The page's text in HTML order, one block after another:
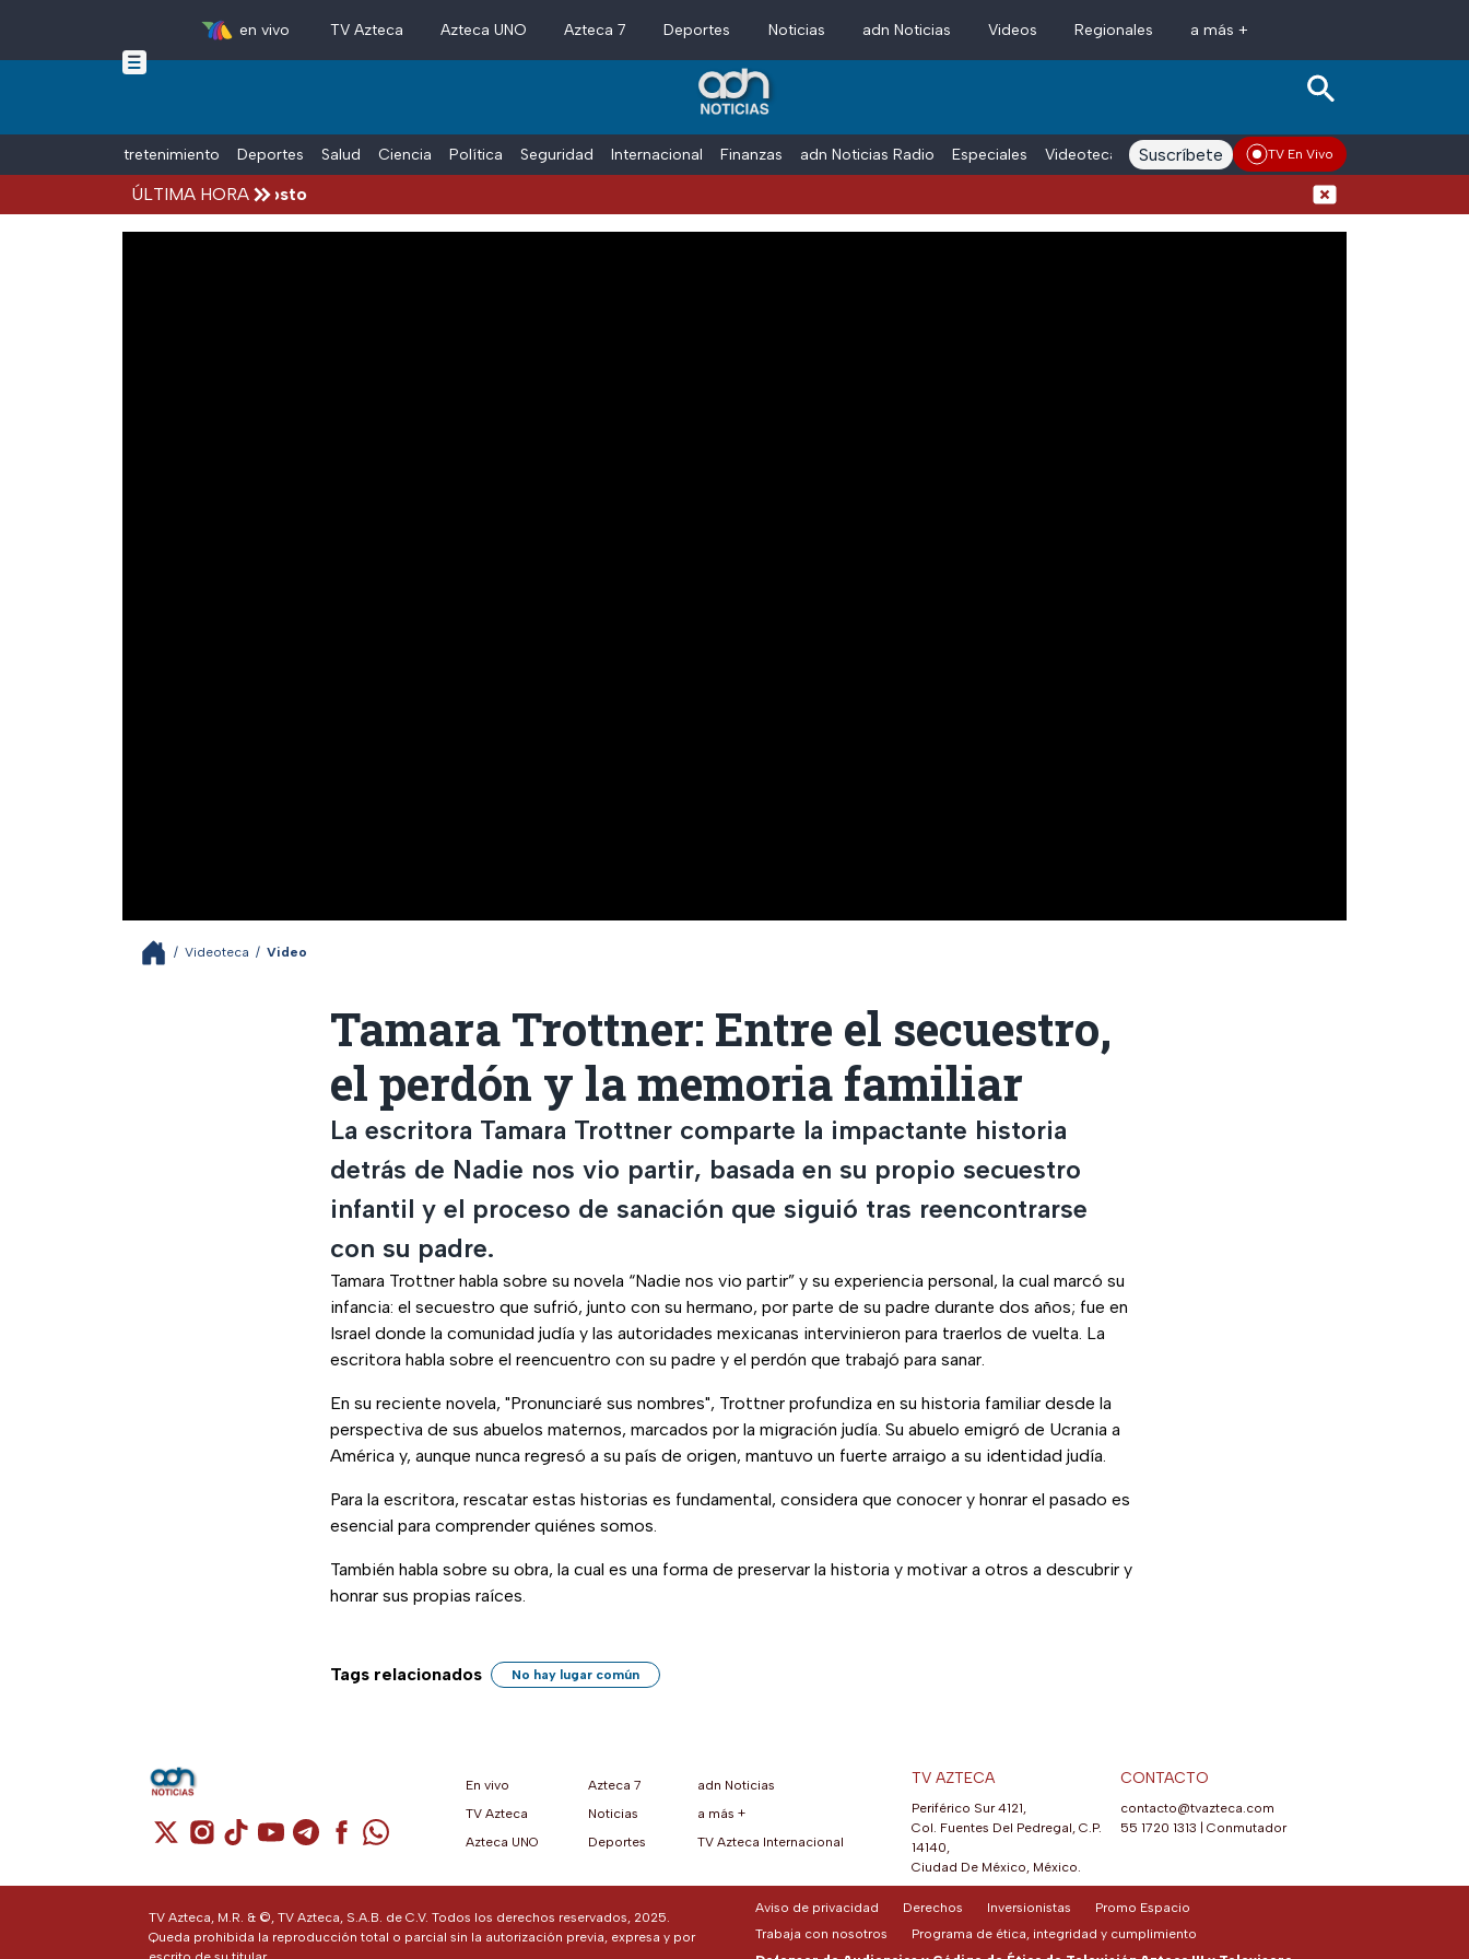
Skip to main content
en vivo TV Azteca Azteca UNO Azteca 7 Deportes Noticias adn Noticias Videos Regionales a más +
Entretenimiento Deportes Salud Ciencia Política Seguridad Internacional Finanzas adn Noticias Radio Especiales Videoteca Conductores Voces adn Noticias
Suscríbete TV En Vivo
ÚLTIMA HORA
hoy viernes 7 de agosto
/ Videoteca / Video
Tamara Trottner: Entre el secuestro,
el perdón y la memoria familiar
La escritora Tamara Trottner comparte la impactante historia
detrás de Nadie nos vio partir, basada en su propio secuestro
infantil y el proceso de sanación que siguió tras reencontrarse
con su padre.
Tamara Trottner habla sobre su novela “Nadie nos vio partir” y su experiencia personal, la cual marcó su
infancia: el secuestro que sufrió, junto con su hermano, por parte de su padre durante dos años; fue en
Israel donde la comunidad judía y las autoridades mexicanas intervinieron para traerlos de vuelta. La
escritora habla sobre el reencuentro con su padre y el perdón que trabajó para sanar.
En su reciente novela, "Pronunciaré sus nombres", Trottner profundiza en su historia familiar desde la
perspectiva de sus abuelos maternos, marcados por la migración judía. Su abuelo emigró de Ucrania a
América y, aunque nunca regresó a su país de origen, mantuvo un fuerte arraigo a su identidad judía.
Para la escritora, rescatar estas historias es fundamental, considera que conocer y honrar el pasado es
esencial para comprender quiénes somos.
También habla sobre su obra, la cual es una forma de preservar la historia y motivar a otros a descubrir y
honrar sus propias raíces.
Tags relacionados No hay lugar común
Cuenta de X / Twitter (se abre en una nueva pestaña)
Cuenta de Instagram (se abre en una nueva pestaña)
Cuenta de TikTok (se abre en una nueva pestaña)
Cuenta de YouTube (se abre en una nueva pestaña)
Cuenta de Telegram (se abre en una nueva pestaña)
Cuenta de Facebook (se abre en una nueva pestaña)
Cuenta de WhatsApp (se abre en una nueva pestaña)
En vivo
TV Azteca
Azteca UNO
Azteca 7
Noticias
Deportes
adn Noticias
a más +
TV Azteca Internacional
TV AZTECA
Periférico Sur 4121,
Col. Fuentes Del Pedregal, C.P.
14140,
Ciudad De México, México.
CONTACTO
contacto@tvazteca.com
55 1720 1313 | Conmutador
TV Azteca, M.R. & ©, TV Azteca, S.A.B. de C.V. Todos los derechos reservados, 2025.
Queda prohibida la reproducción total o parcial sin la autorización previa, expresa y por
Aviso de privacidad Derechos Inversionistas
Promo Espacio
Trabaja con nosotros
Programa de ética, integridad y cumplimiento